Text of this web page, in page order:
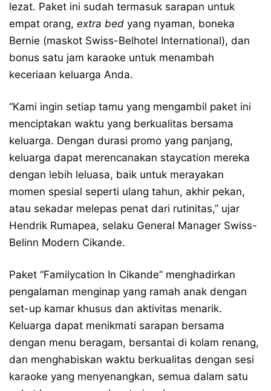
lezat. Paket ini sudah termasuk sarapan untuk
empat orang, extra bed yang nyaman, boneka
Bernie (maskot Swiss-Belhotel International), dan
bonus satu jam karaoke untuk menambah
keceriaan keluarga Anda.
“Kami ingin setiap tamu yang mengambil paket ini
menciptakan waktu yang berkualitas bersama
keluarga. Dengan durasi promo yang panjang,
keluarga dapat merencanakan staycation mereka
dengan lebih leluasa, baik untuk merayakan
momen spesial seperti ulang tahun, akhir pekan,
atau sekadar melepas penat dari rutinitas,” ujar
Hendrik Rumapea, selaku General Manager Swiss-
Belinn Modern Cikande.
Paket “Familycation In Cikande” menghadirkan
pengalaman menginap yang ramah anak dengan
set-up kamar khusus dan aktivitas menarik.
Keluarga dapat menikmati sarapan bersama
dengan menu beragam, bersantai di kolam renang,
dan menghabiskan waktu berkualitas dengan sesi
karaoke yang menyenangkan, semua dalam satu